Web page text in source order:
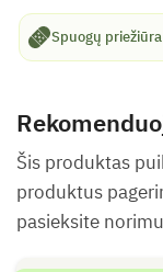
Spuogų priežiūra
Šis produktas
produktus
pasieksite